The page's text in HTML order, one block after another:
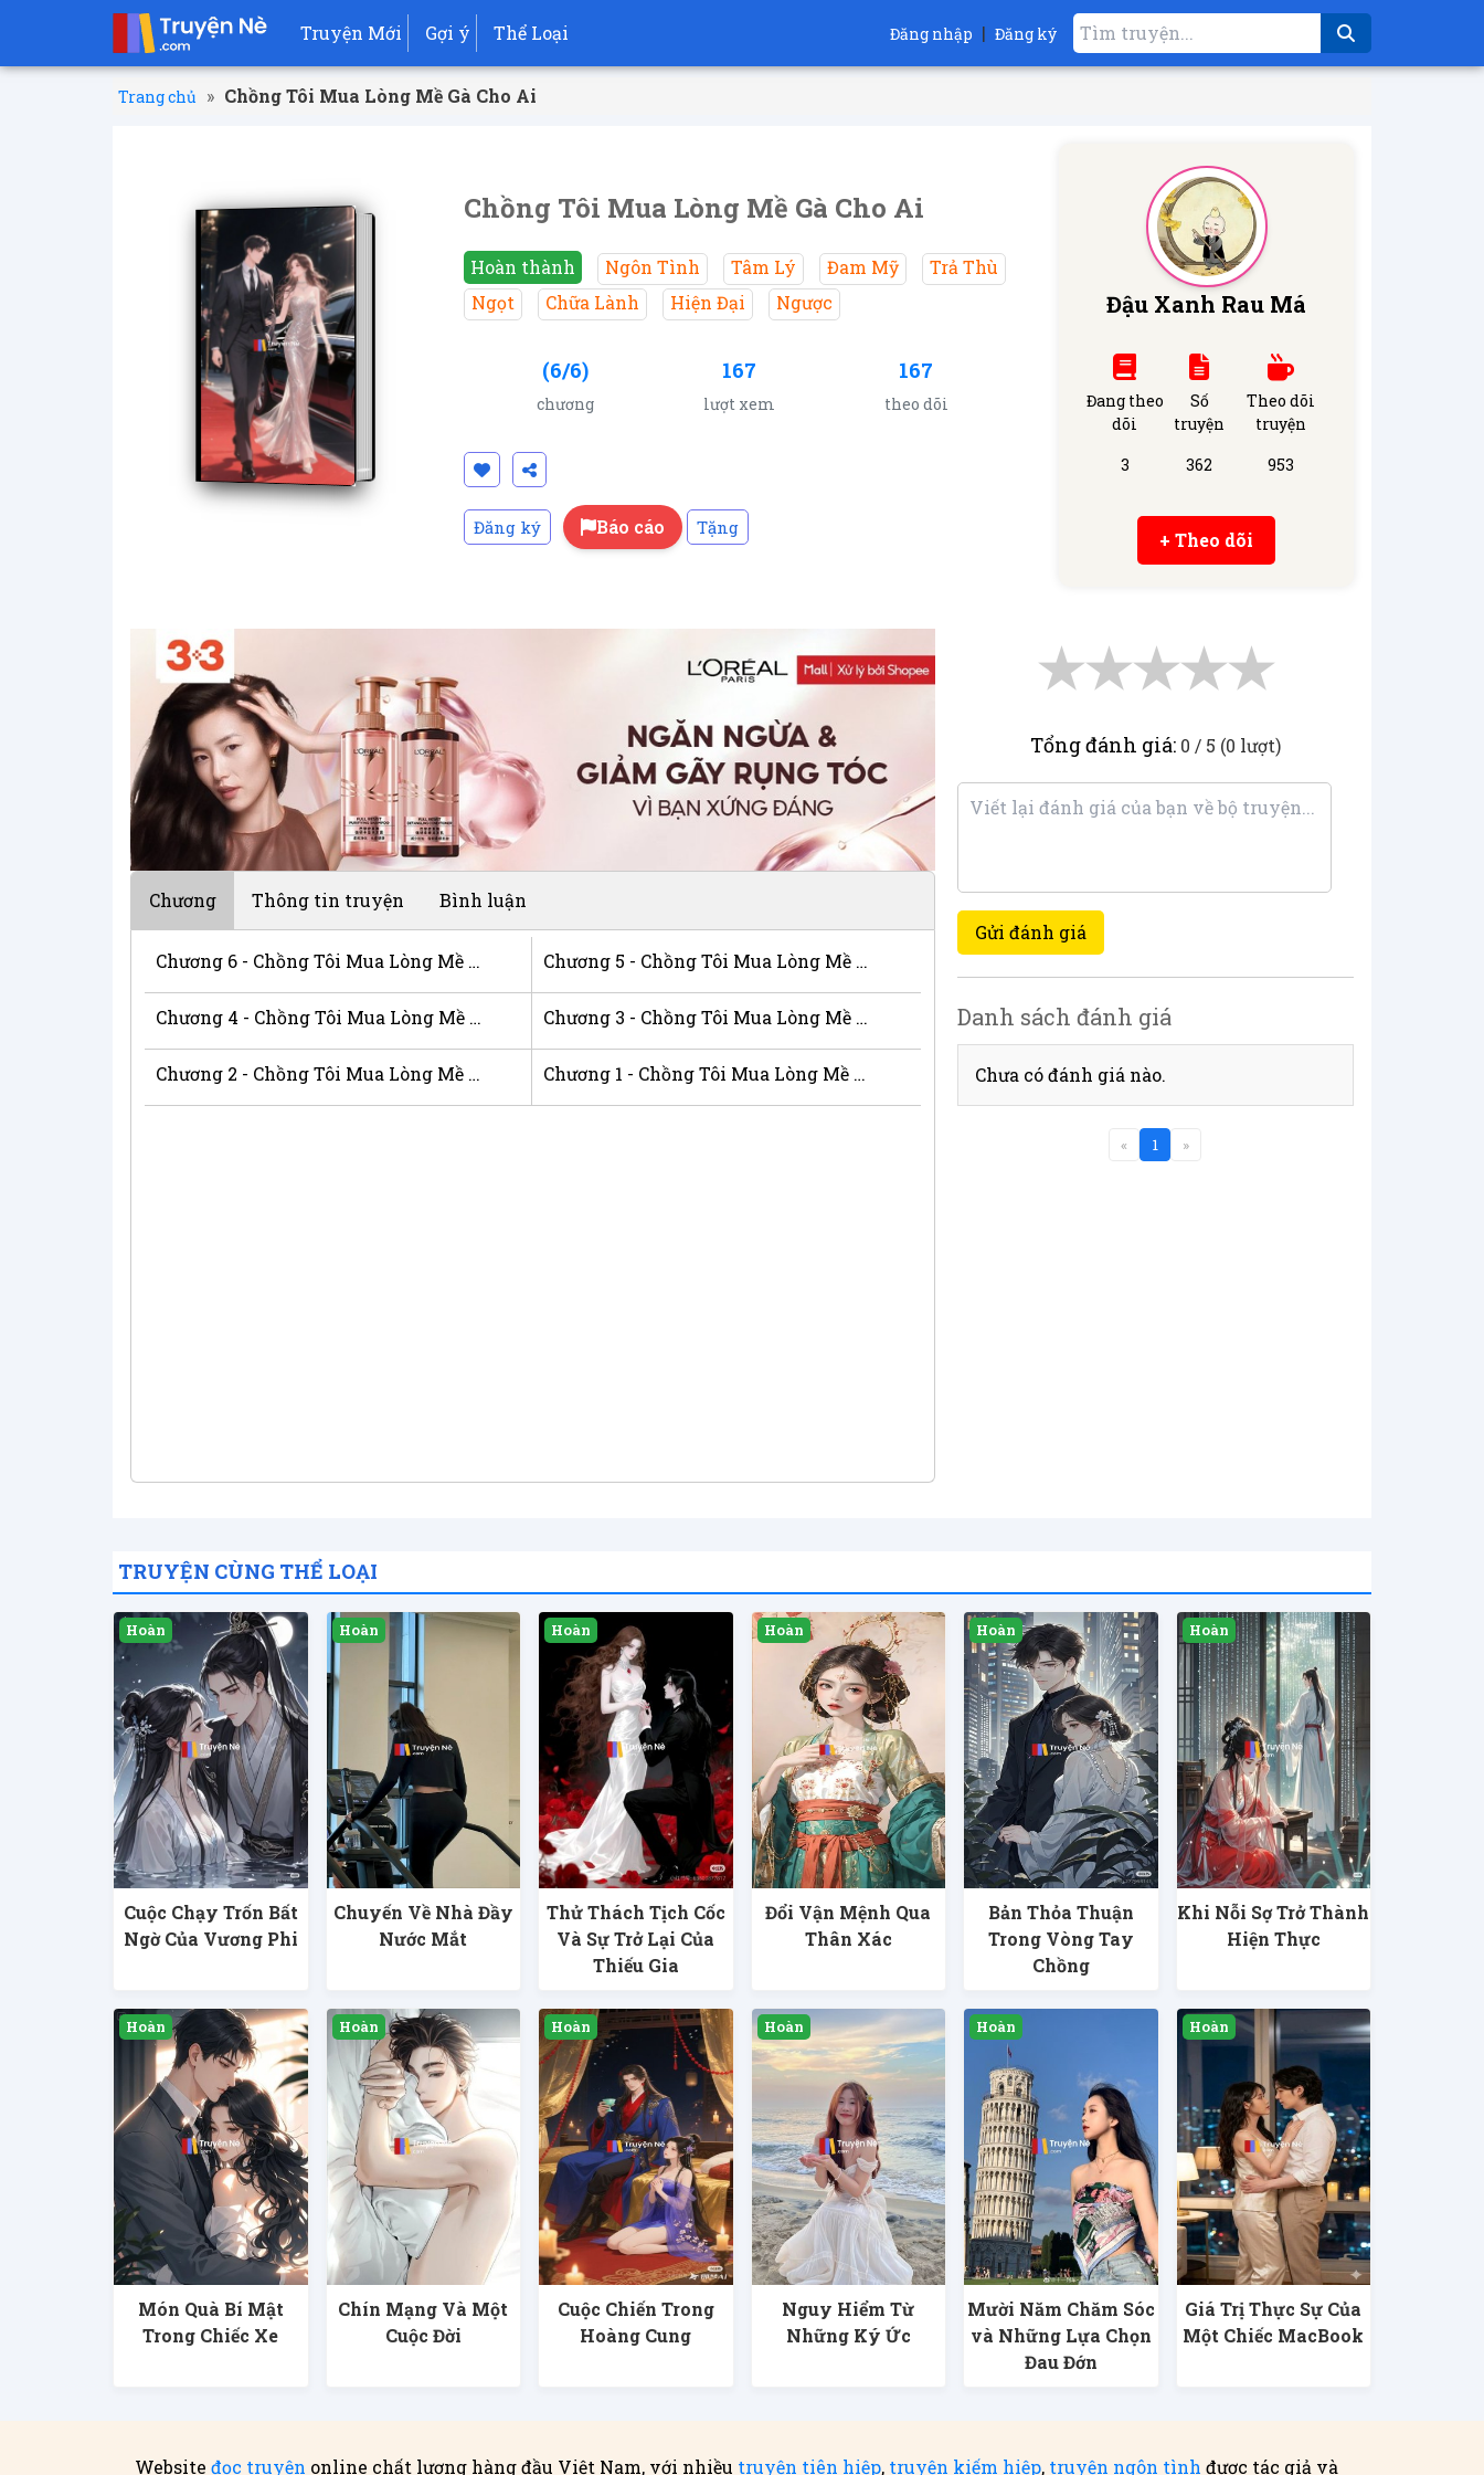
Truyện Mới Gợi ý Thể Loại Đăng nhập | Đăng ký
Trang chủ » Chồng Tôi Mua Lòng Mề Gà Cho Ai
Chồng Tôi Mua Lòng Mề Gà Cho Ai
Hoàn thành Ngôn Tình Tâm Lý Đam Mỹ
Trả Thù
Ngọt
Chữa Lành Hiện Đại Ngược
(6/6)
chương
167
lượt xem
167
theo dõi
Đăng ký Báo cáo Tặng
Đậu Xanh Rau Má
Đang theo
dõi
3
Số
truyện
362
Theo dõi
truyện
953
+ Theo dõi
Chương Thông tin truyện Bình luận
Chương 6 - Chồng Tôi Mua Lòng Mề Gà Cho Ai Chương 5 - Chồng Tôi Mua Lòng Mề Gà Cho Ai
Chương 4 - Chồng Tôi Mua Lòng Mề Gà Cho Ai Chương 3 - Chồng Tôi Mua Lòng Mề Gà Cho Ai
Chương 2 - Chồng Tôi Mua Lòng Mề Gà Cho Ai Chương 1 - Chồng Tôi Mua Lòng Mề Gà Cho Ai
★
★
★
★
★
Tổng đánh giá: 0 / 5 (0 lượt)
Gửi đánh giá
Danh sách đánh giá
Chưa có đánh giá nào.
« 1 »
TRUYỆN CÙNG THỂ LOẠI
Cuộc Chạy Trốn Bất
Ngờ Của Vương Phi
Chuyến Về Nhà Đầy
Nước Mắt
Thử Thách Tịch Cốc
Và Sự Trở Lại Của
Thiếu Gia
Đổi Vận Mệnh Qua
Thân Xác
Bản Thỏa Thuận
Trong Vòng Tay
Chồng
Khi Nỗi Sợ Trở Thành
Hiện Thực
Món Quà Bí Mật
Trong Chiếc Xe
Chín Mạng Và Một
Cuộc Đời
Cuộc Chiến Trong
Hoàng Cung
Nguy Hiểm Từ
Những Ký Ức
Mười Năm Chăm Sóc
và Những Lựa Chọn
Đau Đớn
Giá Trị Thực Sự Của
Một Chiếc MacBook
Website đọc truyện online chất lượng hàng đầu Việt Nam, với nhiều truyện tiên hiệp, truyện kiếm hiệp, truyện ngôn tình được tác giả và